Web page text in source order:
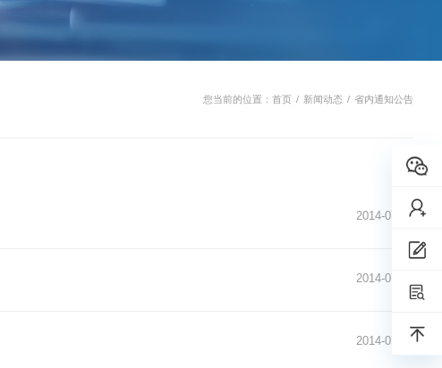
您当前的位置： 首页 / 新闻动态 / 省内通知公告
2014-07-31
2014-07-31
2014-07-24